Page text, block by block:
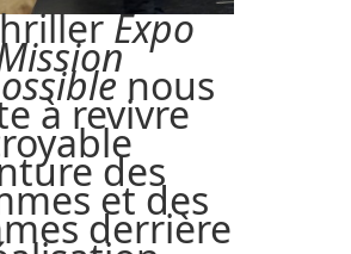
Expo
nous
à revivre
des
et des
derrière